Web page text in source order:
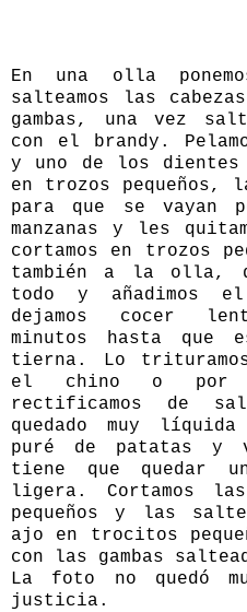
En una olla
salteamos las
gambas, una vez
con el brandy.
y uno de los
en trozos pequeños,
para que se vayan
manzanas y les
cortamos en trozos
también a la olla,
todo y añadimos
dejamos cocer
minutos hasta que
tierna. Lo
el chino o por
rectificamos de
quedado muy
puré de patatas y
tiene que quedar
ligera. Cortamos
pequeños y las
ajo en trocitos
con las gambas
La foto no quedó
justicia.